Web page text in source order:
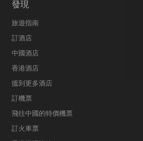
發現
旅遊指南
訂酒店
中國酒店
香港酒店
搵到更多酒店
訂機票
飛往中國的特價機票
訂火車票